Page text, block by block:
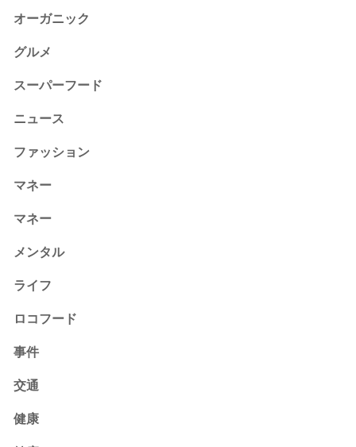
オーガニック
グルメ
スーパーフード
ニュース
ファッション
マネー
マネー
メンタル
ライフ
ロコフード
事件
交通
健康